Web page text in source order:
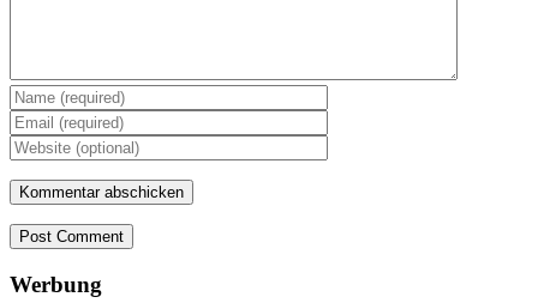
Post Comment
Werbung